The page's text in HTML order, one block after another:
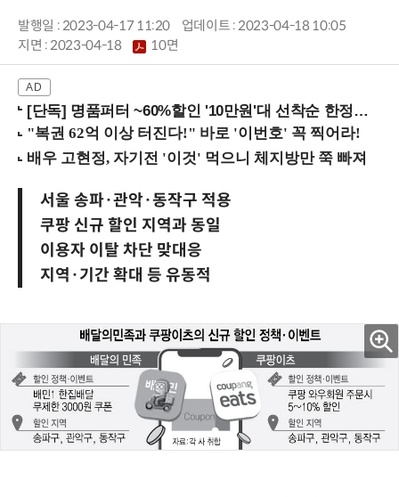
발행일 : 2023-04-17 11:20
업데이트 : 2023-04-18 10:05
지면 :2023-04-18 10면
[단독] 명품퍼터 ~60%할인 '10만원'대 선착순 한정판매!
서울 송파·관악·동작구 적용
쿠팡 신규 할인 지역과 동일
이용자 이탈 차단 맞대응
지역·기간 확대 등 유동적